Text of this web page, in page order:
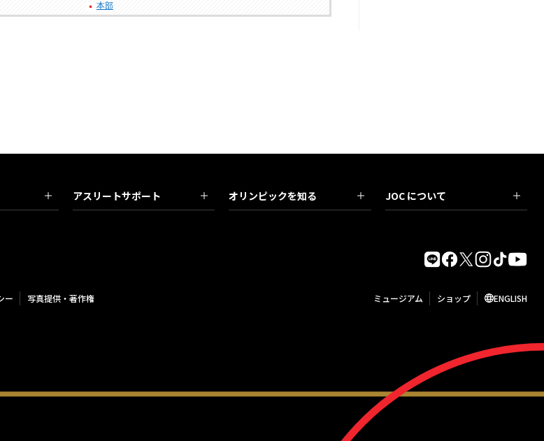
本部
アスリートサポート オリンピックを知る JOC について
ー 写真提供・著作権 ミュージアム ショップ ENGLISH